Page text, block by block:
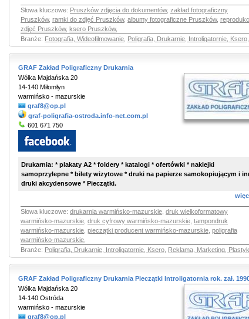
Słowa kluczowe: Pruszków zdjęcia do dokumentów, zakład fotograficzny
Pruszków, ramki do zdjęć Pruszków, albumy fotograficzne Pruszków,
zdjęć Pruszków, ksero Pruszków,
Branże: Fotografia, Wideofilmowanie Poligrafia, Drukarnie, Introligatornie, Ksero
GRAF Zakład Poligraficzny Drukarnia
Wólka Majdańska 20
14-140 Miłomłyn
warmińsko - mazurskie
graf8@op.pl
graf-poligrafia-ostroda.info-net.com.pl
601 671 750
Drukarnia: * plakaty A2 * foldery * katalogi * ofertówki * naklejki
samoprzylepne * bilety wizytowe * druki na papierze samokopiującym i
druki akcydensowe * Pieczątki.
Słowa kluczowe: drukarnia warmińsko-mazurskie druk wielkoformatowy
warmińsko-mazurskie druk cyfrowy warmińsko-mazurskie tampondruk
warmińsko-mazurskie pieczątki producent warmińsko-mazurskie poligrafia
warmińsko-mazurskie
Branże: Poligrafia, Drukarnie, Introligatornie, Ksero Reklama, Marketing,
GRAF Zakład Poligraficzny Drukarnia Pieczątki Introligatornia rok. zał.
Wólka Majdańska 20
14-140 Ostróda
warmińsko - mazurskie
graf8@op.pl